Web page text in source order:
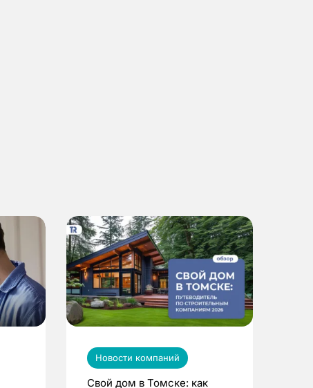
Новости компаний
Свой дом в Томске: как